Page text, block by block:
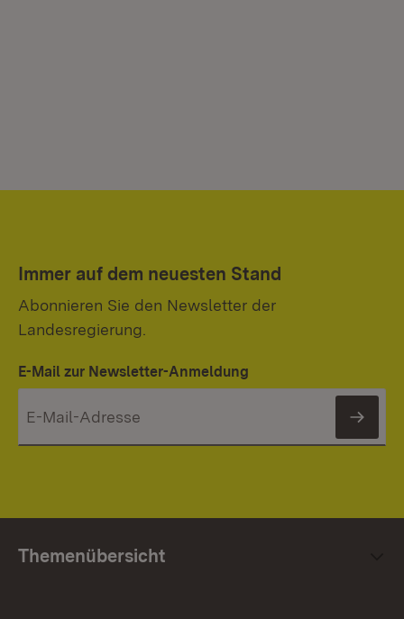
Immer auf dem neuesten Stand
Abonnieren Sie den Newsletter der
Landesregierung.
E-Mail zur Newsletter-Anmeldung
Themenübersicht